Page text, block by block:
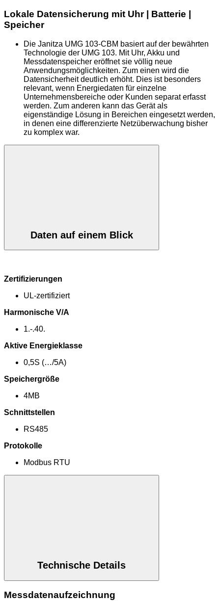
Lokale Datensicherung mit Uhr | Batterie |
Speicher
Die Janitza UMG 103-CBM basiert auf der bewährten
Technologie der UMG 103. Mit Uhr, Akku und
Messdatenspeicher eröffnet sie völlig neue
Anwendungsmöglichkeiten. Zum einen wird die
Datensicherheit deutlich erhöht. Dies ist besonders
relevant, wenn Energiedaten für einzelne
Unternehmensbereiche oder Kunden separat erfasst
werden. Zum anderen kann das Gerät als
eigenständige Lösung in Bereichen eingesetzt werden,
in denen eine differenzierte Netzüberwachung bisher
zu komplex war.
Daten auf einem Blick
Zertifizierungen
UL-zertifiziert
Harmonische V/A
1.-.40.
Aktive Energieklasse
0,5S (…/5A)
Speichergröße
4MB
Schnittstellen
RS485
Protokolle
Modbus RTU
Technische Details
Messdatenaufzeichnung